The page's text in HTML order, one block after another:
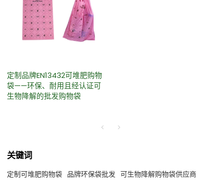
定制品牌EN13432可堆肥购物
袋——环保、耐用且经认证可
生物降解的批发购物袋
关键词
定制可堆肥购物袋 品牌环保袋批发 可生物降解购物袋供应商